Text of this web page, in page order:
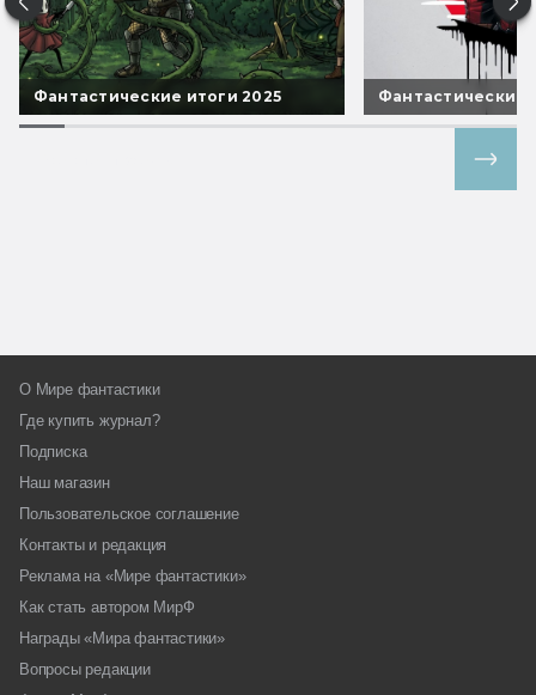
Фантастические итоги 2025 Фантастические
О Мире фантастики
Где купить журнал?
Подписка
Наш магазин
Пользовательское соглашение
Контакты и редакция
Реклама на «Мире фантастики»
Как стать автором МирФ
Награды «Мира фантастики»
Вопросы редакции